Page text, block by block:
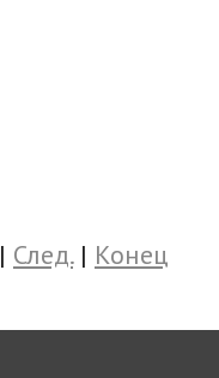
| След.| Конец